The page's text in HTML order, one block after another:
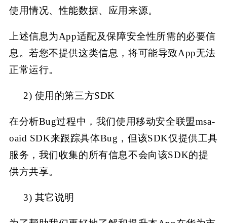
使用情况、性能数据、应用来源。
上述信息为App适配及保障安全性所需的必要信
息。若您不提供这类信息，将可能导致App无法
正常运行。
2) 使用的第三方SDK
在分析Bug过程中，我们使用移动安全联盟msa-
oaid SDK来跟踪具体Bug，但该SDK仅提供工具
服务，我们收集的所有信息不会向该SDK的提
供方共享。
3) 其它说明